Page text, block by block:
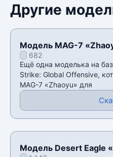
Другие
Модель MAG-7
682
Ещё одна моделька на
Strike: Global Offensive,
MAG-7 «Zhaoyu» для
Модель Desert Eagle